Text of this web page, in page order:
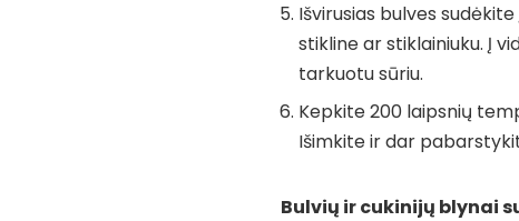
Išvirusias bulves
stikline ar stiklainiuku. Į
tarkuotu sūriu.
Kepkite 200 laipsnių
Išimkite ir dar
Bulvių ir cukinijų blynai